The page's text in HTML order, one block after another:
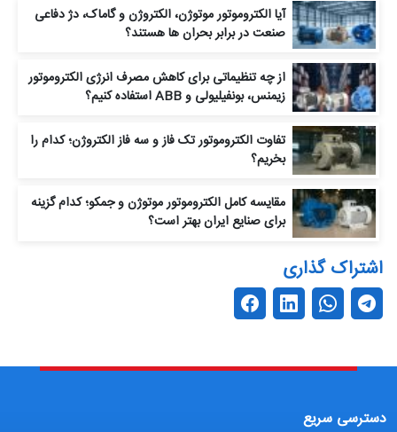
آیا الکتروموتور موتوژن، الکتروژن و گاماک، دژ دفاعی
صنعت در برابر بحران‌ ها هستند؟
از چه تنظیماتی برای کاهش مصرف انرژی الکتروموتور
زیمنس، بونفیلیولی و ABB استفاده کنیم؟
تفاوت الکتروموتور تک‌ فاز و سه‌ فاز الکتروژن؛ کدام را
بخریم؟
مقایسه کامل الکتروموتور موتوژن و جمکو؛ کدام گزینه
برای صنایع ایران بهتر است؟
اشتراک گذاری
دسترسی سریع